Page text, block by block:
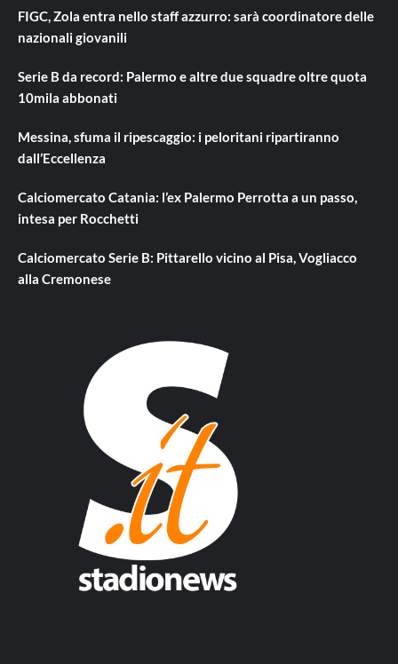
FIGC, Zola entra nello staff azzurro: sarà coordinatore delle
nazionali giovanili
Serie B da record: Palermo e altre due squadre oltre quota
10mila abbonati
Messina, sfuma il ripescaggio: i peloritani ripartiranno
dall’Eccellenza
Calciomercato Catania: l’ex Palermo Perrotta a un passo,
intesa per Rocchetti
Calciomercato Serie B: Pittarello vicino al Pisa, Vogliacco
alla Cremonese